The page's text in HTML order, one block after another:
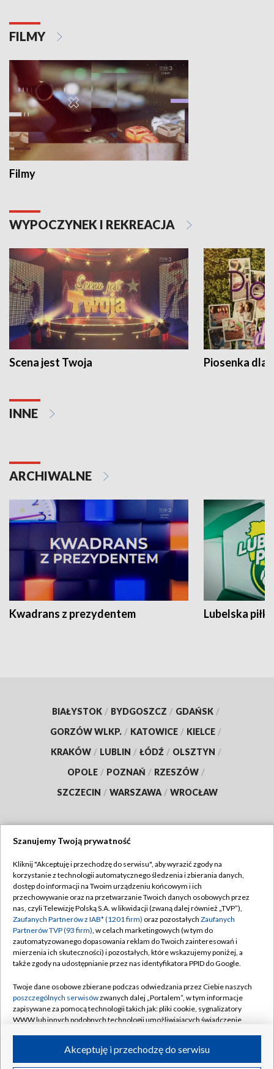
FILMY
Filmy
WYPOCZYNEK I REKREACJA
Scena jest Twoja Piosenka dla
INNE
ARCHIWALNE
Kwadrans z prezydentem Lubelska piłka
BIAŁYSTOK / BYDGOSZCZ / GDAŃSK /
GORZÓW WLKP. / KATOWICE / KIELCE /
KRAKÓW / LUBLIN / ŁÓDŹ / OLSZTYN /
OPOLE / POZNAŃ / RZESZÓW /
SZCZECIN / WARSZAWA / WROCŁAW
TVP
Abonament TVP
Emisja w TVP
Centrum informacji TVP
Naziemna Telewizja Cyfrowa
Rada Programowa
System NOS
Informacje o nadawcy
Program dla prasy
Regulamin TVP
Polityka prywatności
Moje zgody
Pomoc
Kontakt
Kanały
Szanujemy Twoją prywatność
Kliknij "Akceptuję i przechodzę do serwisu", aby wyrazić zgody na
korzystanie z technologii automatycznego śledzenia i zbierania danych,
dostęp do informacji na Twoim urządzeniu końcowym i ich
przechowywanie oraz na przetwarzanie Twoich danych osobowych przez
nas, czyli Telewizję Polską S.A. w likwidacji (zwaną dalej również „TVP”),
Zaufanych Partnerów z IAB* (1201 firm) oraz pozostałych Zaufanych
Partnerów TVP (93 firm), w celach marketingowych (w tym do
zautomatyzowanego dopasowania reklam do Twoich zainteresowań i
mierzenia ich skuteczności) i pozostałych, które wskazujemy poniżej, a
także zgody na udostępnianie przez nas identyfikatora PPID do Google.
Twoje dane osobowe zbierane podczas odwiedzania przez Ciebie naszych
poszczególnych serwisówzwanych dalej „Portalem”, w tym informacje
zapisywane za pomocą technologii takich jak: pliki cookie, sygnalizatory
WWW lub innych podobnych technologii umożliwiających świadczenie
ruchu w Internecie.Akceptuję i przechodzę do serwisu